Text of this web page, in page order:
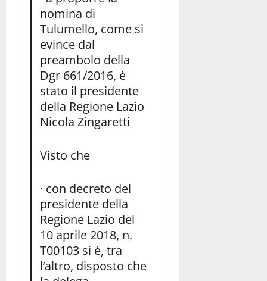
nomina di
Tulumello, come si
evince dal
preambolo della
Dgr 661/2016, è
stato il presidente
della Regione Lazio
Nicola Zingaretti
Visto che
· con decreto del
presidente della
Regione Lazio del
10 aprile 2018, n.
T00103 si è, tra
l’altro, disposto che